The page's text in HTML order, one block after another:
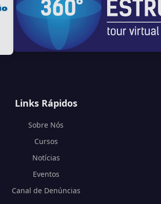
Links Rápidos
Sobre Nós
Cursos
Notícias
Eventos
Canal de Denúncias